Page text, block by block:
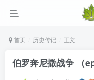
首页 历史传记 正文
伯罗奔尼撒战争 （